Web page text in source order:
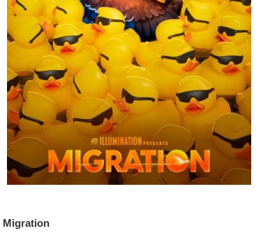
Migration